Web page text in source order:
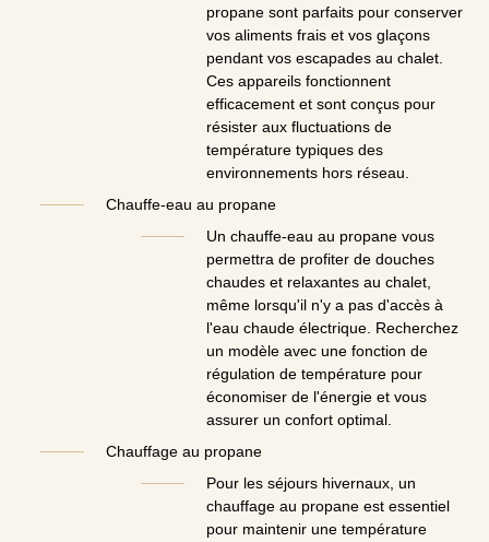
propane sont parfaits pour conserver
vos aliments frais et vos glaçons
pendant vos escapades au chalet.
Ces appareils fonctionnent
efficacement et sont conçus pour
résister aux fluctuations de
température typiques des
environnements hors réseau.
Chauffe-eau au propane
Un chauffe-eau au propane vous
permettra de profiter de douches
chaudes et relaxantes au chalet,
même lorsqu'il n'y a pas d'accès à
l'eau chaude électrique. Recherchez
un modèle avec une fonction de
régulation de température pour
économiser de l'énergie et vous
assurer un confort optimal.
Chauffage au propane
Pour les séjours hivernaux, un
chauffage au propane est essentiel
pour maintenir une température